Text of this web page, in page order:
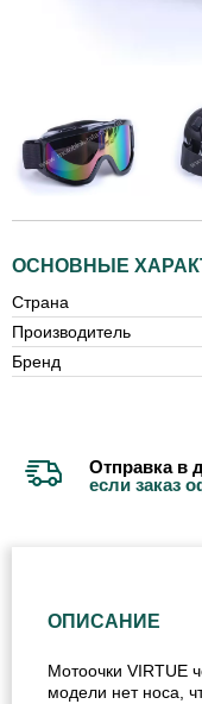
ОСНОВНЫЕ
Страна
Производитель
Бренд
Отправка в
если заказ
ОПИСАНИЕ
Мотоочки VIRTUE
модели нет носа,